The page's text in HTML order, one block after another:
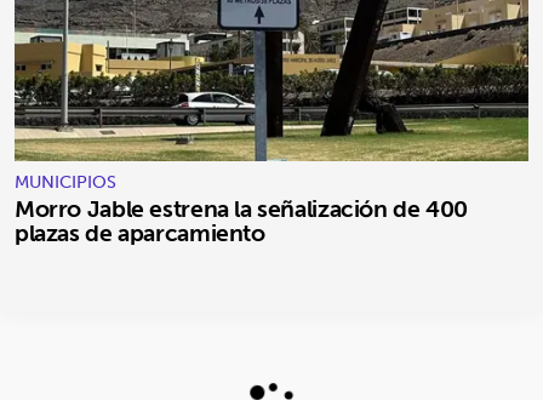
MUNICIPIOS
Morro Jable estrena la señalización de 400
plazas de aparcamiento